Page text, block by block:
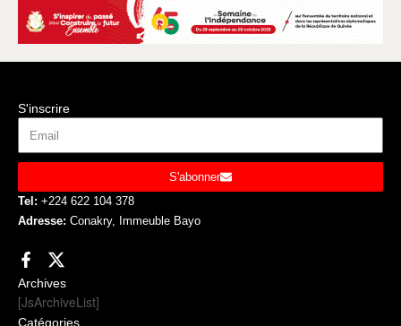
Catégories
Archives
[JsArchiveList]
S'inscrire
S'abonner
Tel: +224 622 104 378
Adresse: Conakry, Immeuble Bayo